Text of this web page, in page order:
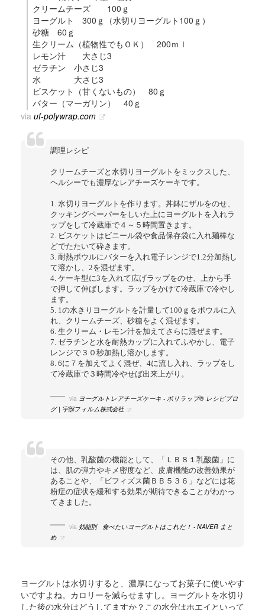
クリームチーズ 100ｇ
ヨーグルト 300ｇ（水切りヨーグルト100ｇ）
砂糖 60ｇ
生クリーム（植物性でもＯＫ） 200ｍｌ
レモン汁 大さじ3
ゼラチン 小さじ3
水 大さじ3
ビスケット（甘くないもの） 80ｇ
バター（マーガリン） 40ｇ
via uf-polywrap.com
調理レシピ
クリームチーズと水切りヨーグルトをミックスした、
ヘルシーでも濃厚なレアチーズケーキです。
1. 水切りヨーグルトを作ります。丼鉢にザルをのせ、
クッキングペーパーをしいた上にヨーグルトを入れラ
ップをして冷蔵庫で４～５時間置きます。
2. ビスケットはビニール袋や食品保存袋に入れ麺棒な
どでたたいて砕きます。
3. 耐熱ボウルにバターを入れ電子レンジで1.2分加熱し
て溶かし、2を混ぜます。
4. ケーキ型に3を入れて広げラップをのせ、上から手
で押して伸ばします。ラップをかけて冷蔵庫で冷やし
ます。
5. 1の水きりヨーグルトを計量して100ｇをボウルに入
れ、クリームチーズ、砂糖をよく混ぜます。
6. 生クリーム・レモン汁を加えてさらに混ぜます。
7. ゼラチンと水を耐熱カップに入れてふやかし、電子
レンジで３０秒加熱し溶かします。
8. 6に７を加えてよく混ぜ、4に流し入れ、ラップをし
て冷蔵庫で３時間冷やせば出来上がり。
via ヨーグルトレアチーズケーキ - ポリラップ® レシピブロ
グ | 宇部フィルム株式会社
その他、乳酸菌の機能として、「ＬＢ８１乳酸菌」に
は、肌の弾力やキメ密度など、皮膚機能の改善効果が
あることや、「ビフィズス菌ＢＢ５３６」などには花
粉症の症状を緩和する効果が期待できることがわかっ
てきました。
via 効能別 食べたいヨーグルトはこれだ！ - NAVER まと
め
ヨーグルトは水切りすると、濃厚になってお菓子に使いやす
いですよね。カロリーを減らせますし。ヨーグルトを水切り
した後の水分はどうしてますか？この水分はホエイといって